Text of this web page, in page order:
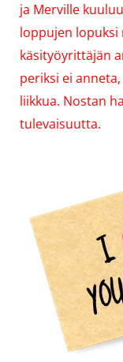
ja Merville
loppujen lopuksi
käsityöyrittäjän
periksi ei
liikkua. Nostan
tulevaisuutta.